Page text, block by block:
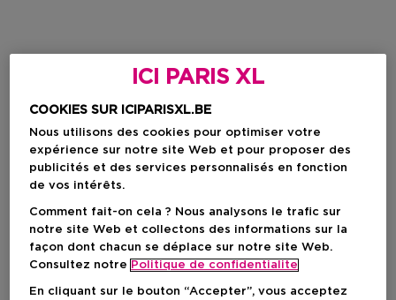
ICI PARIS XL
COOKIES SUR ICIPARISXL.BE
Nous utilisons des cookies pour optimiser votre
expérience sur notre site Web et pour proposer des
publicités et des services personnalisés en fonction
de vos intérêts.
Comment fait-on cela ? Nous analysons le trafic sur
notre site Web et collectons des informations sur la
façon dont chacun se déplace sur notre site Web.
Consultez notre Politique de confidentialite
En cliquant sur le bouton “Accepter”, vous acceptez